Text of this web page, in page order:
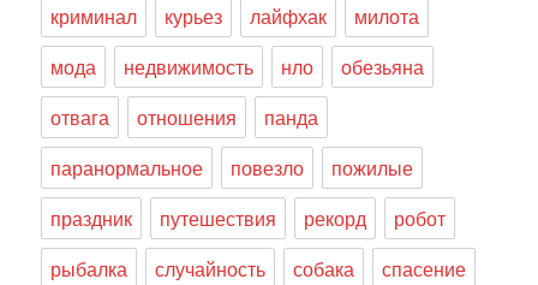
криминал
курьез лайфхак
милота
мода
недвижимость нло
обезьяна
отвага
отношения
панда
паранормальное
повезло
пожилые
праздник
путешествия рекорд
робот
рыбалка
случайность собака
спасение